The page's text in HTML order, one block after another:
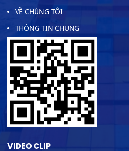
VỀ CHÚNG TÔI
THÔNG TIN CHUNG
VIDEO CLIP